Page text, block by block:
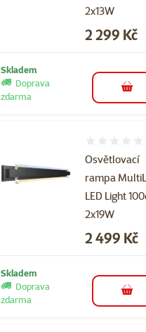
2x13W
Cena
2 299 Kč
Skladem
Doprava
zdarma
do
Osvětlovací
rampa
LED Light
2x19W
Cena
2 499 Kč
Skladem
Doprava
zdarma
do